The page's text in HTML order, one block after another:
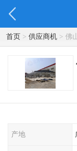
首页> 供应商机> 佛
产地